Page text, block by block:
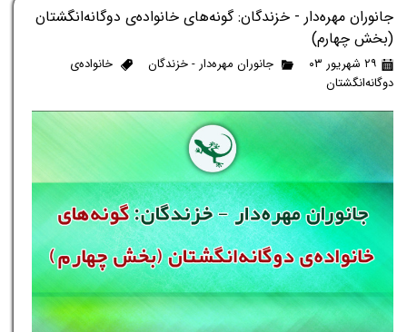
جانوران مهره‌دار - خزندگان: گونه‌های خانواده‌ی دوگانه‌انگشتان
(بخش چهارم)
۲۹ شهریور ۰۳ جانوران مهره‌دار - خزندگان
خانواده‌ی
دوگانه‌انگشتان